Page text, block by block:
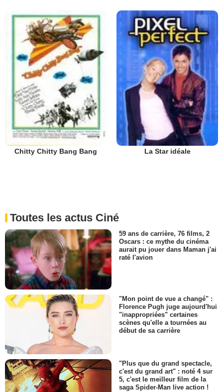
Chitty Chitty Bang Bang La Star idéale
Toutes les actus Ciné
59 ans de carrière, 76 films, 2
Oscars : ce mythe du cinéma
aurait pu jouer dans Maman j'ai
raté l'avion
"Mon point de vue a changé" :
Florence Pugh juge aujourd'hui
"inappropriées" certaines
scènes qu'elle a tournées au
début de sa carrière
"Plus que du grand spectacle,
c'est du grand art" : noté 4 sur
5, c'est le meilleur film de la
saga Spider-Man live action !